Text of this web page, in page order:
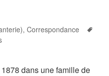
,Correspondance
dans une famille de